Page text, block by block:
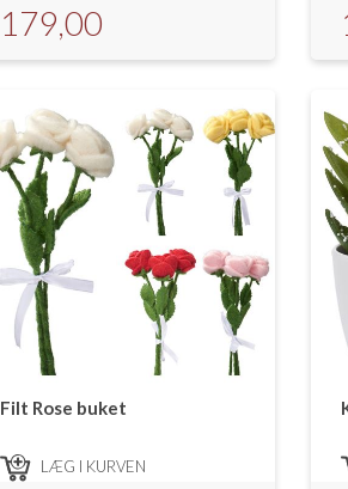
179,00
Filt Rose buket
LÆG I KURVEN